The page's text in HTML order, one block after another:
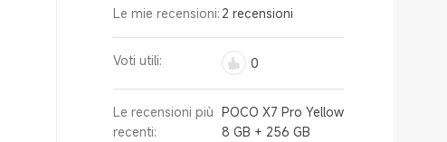
Le mie recensioni: 2 recensioni
Voti utili: 0
Le recensioni più
recenti:
POCO X7 Pro Yellow
8 GB + 256 GB